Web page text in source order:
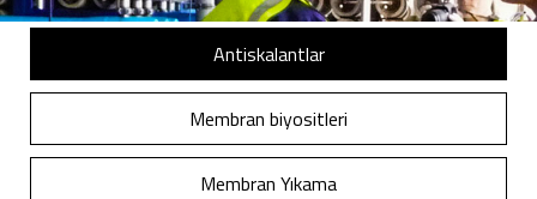
Antiskalantlar
Membran biyositleri
Membran Yıkama